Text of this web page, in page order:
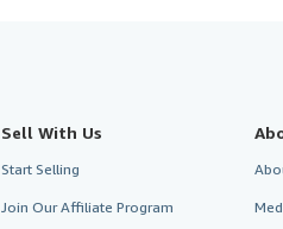
Sell With Us
Start Selling
Join Our Affiliate Program